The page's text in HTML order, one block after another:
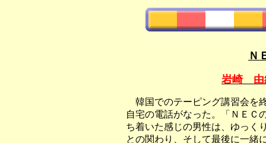
Ｎ
岩崎 由
韓国でのテーピング講習会を
自宅の電話がなった。「ＮＥＣ
ち着いた感じの男性は、ゆっく
との関わり、そして最後に一